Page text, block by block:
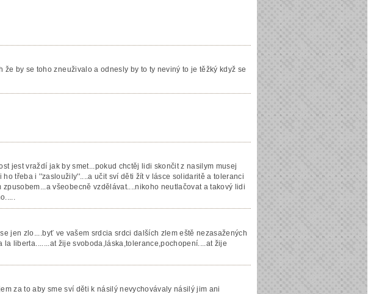
by se toho zneuživalo a odnesly by to ty neviný to je těžký když se
jest vraždí jak by smet...pokud chctěj lidi skončit z nasilym musej
třeba i ''zasloužily''....a učit sví děti žít v lásce solidaritě a toleranci
všeobecně vzdělávat....nikoho neutlačovat a takový lidi
jen zlo....byť ve vašem srdcia srdci dalších zlem eště nezasažených
liberta.......at žije svoboda,láska,tolerance,pochopení....at žije
za to aby sme sví děti k násilý nevychovávaly násilý jim ani